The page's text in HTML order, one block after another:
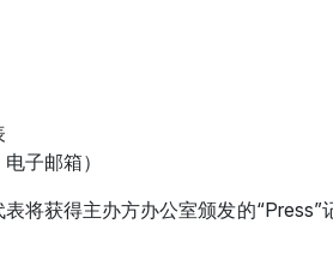
子邮箱）
将获得主办方办公室颁发的